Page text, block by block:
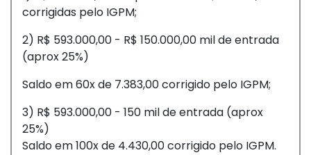
corrigidas pelo IGPM;
2) R$ 593.000,00 - R$ 150.000,00 mil de entrada
(aprox 25%)
Saldo em 60x de 7.383,00 corrigido pelo IGPM;
3) R$ 593.000,00 - 150 mil de entrada (aprox
25%)
Saldo em 100x de 4.430,00 corrigido pelo IGPM.